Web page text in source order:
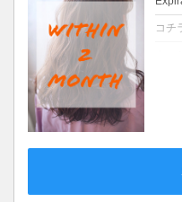
コチ